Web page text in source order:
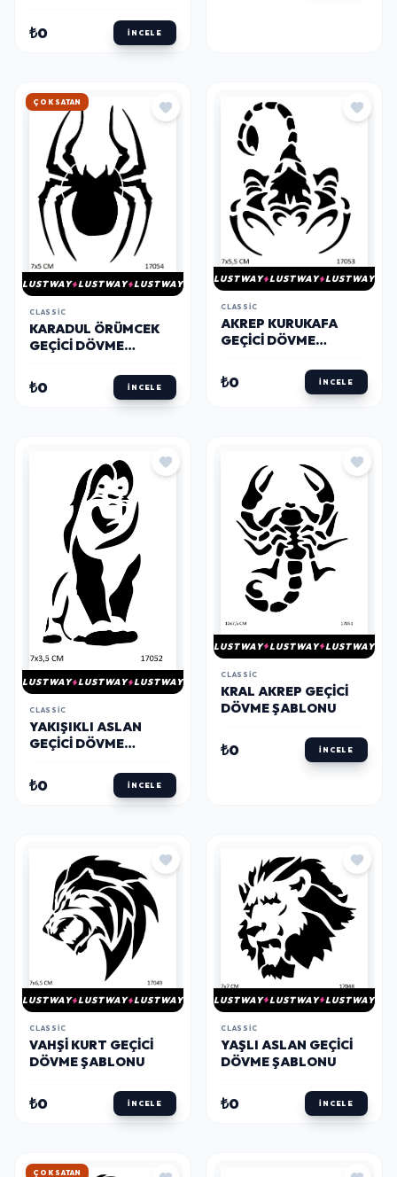
₺0 İNCELE
HIZLI KARGO
LUSTWAY LUSTWAY LUSTWAY
CLASSIC
KARADUL ÖRÜMCEK
GEÇICI DÖVME
₺0 İNCELE
LUSTWAY LUSTWAY LUSTWAY
CLASSIC
AKREP KURUKAFA
GEÇICI DÖVME
₺0 İNCELE
LUSTWAY LUSTWAY LUSTWAY
CLASSIC
YAKIŞIKLI ASLAN
GEÇICI DÖVME
₺0 İNCELE
LUSTWAY LUSTWAY LUSTWAY
CLASSIC
KRAL AKREP GEÇICI
DÖVME ŞABLONU
₺0 İNCELE
LUSTWAY LUSTWAY LUSTWAY
CLASSIC
VAHŞI KURT GEÇICI
DÖVME ŞABLONU
₺0 İNCELE
LUSTWAY LUSTWAY LUSTWAY
CLASSIC
YAŞLI ASLAN GEÇICI
DÖVME ŞABLONU
₺0 İNCELE
HIZLI KARGO